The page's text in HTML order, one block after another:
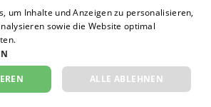
Beatrice Rana…
um Inhalte und Anzeigen zu personalisieren,
sowie die Website optimal
ALLE ABLEHNEN